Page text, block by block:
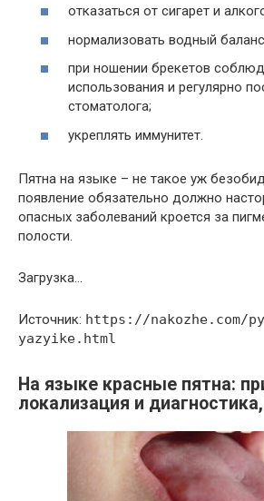
отказаться от сигарет и
нормализовать водный
при ношении брекетов
использования и регулярно
стоматолога;
укреплять иммунитет.
Пятна на языке – не такое уж
появление обязательно должно
опасных заболеваний кроется за
полости.
Загрузка…
Источник: https://nakozhe.com/
yazyike.html
На языке красные пятна:
локализация и